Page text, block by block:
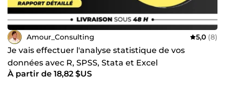
Amour_Consulting 5,0 (8)
Je vais effectuer l'analyse statistique de vos
données avec R, SPSS, Stata et Excel
À partir de 18,82 $US